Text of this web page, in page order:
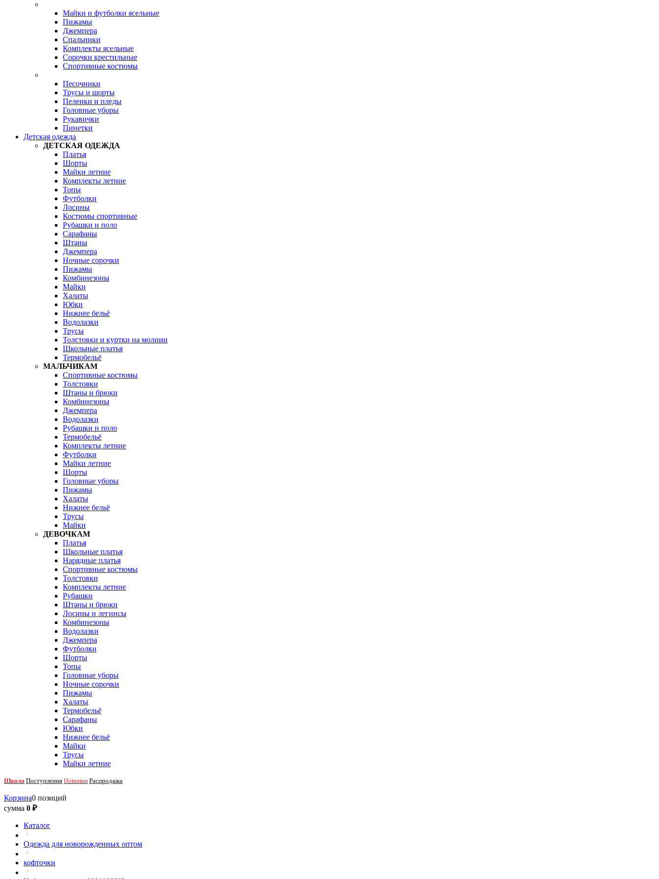
Майки и футболки ясельные
Пижамы
Джемпера
Спальники
Комплекты ясельные
Сорочки крестильные
Спортивные костюмы
Песочники
Трусы и шорты
Пеленки и пледы
Головные уборы
Рукавички
Пинетки
Детская одежда
ДЕТСКАЯ ОДЕЖДА
Платья
Шорты
Майки летние
Комплекты летние
Топы
Футболки
Лосины
Костюмы спортивные
Рубашки и поло
Сарафаны
Штаны
Джемпера
Ночные сорочки
Пижамы
Комбинезоны
Майки
Халаты
Юбки
Нижнее бельё
Водолазки
Трусы
Толстовки и куртки на молнии
Школьные платья
Термобельё
МАЛЬЧИКАМ
Спортивные костюмы
Толстовки
Штаны и брюки
Комбинезоны
Джемпера
Водолазки
Рубашки и поло
Термобельё
Комплекты летние
Футболки
Майки летние
Шорты
Головные уборы
Пижамы
Халаты
Нижнее бельё
Трусы
Майки
ДЕВОЧКАМ
Платья
Школьные платья
Нарядные платья
Спортивные костюмы
Толстовки
Комплекты летние
Рубашки
Штаны и брюки
Лосины и легинсы
Комбинезоны
Водолазки
Джемпера
Футболки
Шорты
Топы
Головные уборы
Ночные сорочки
Пижамы
Халаты
Термобельё
Сарафаны
Юбки
Нижнее бельё
Майки
Трусы
Майки летние
Школа Поступления Новинки Распродажа
Корзина0 позиций
сумма 0 ₽
Каталог
Одежда для новорожденных оптом
кофточки